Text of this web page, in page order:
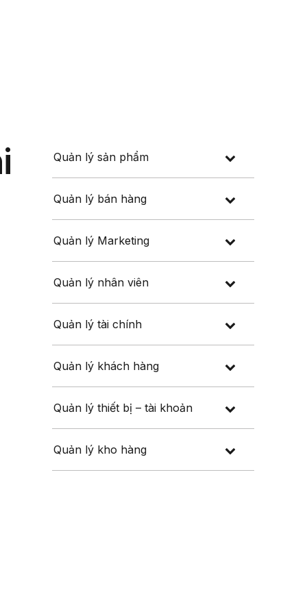
Quản lý sản phẩm
Quản lý bán hàng
Quản lý Marketing
Quản lý nhân viên
Quản lý tài chính
Quản lý khách hàng
Quản lý thiết bị – tài khoản
Quản lý kho hàng